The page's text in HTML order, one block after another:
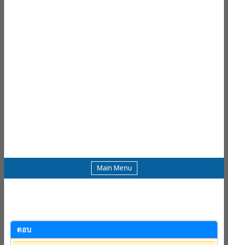
Main Menu
ตอบ